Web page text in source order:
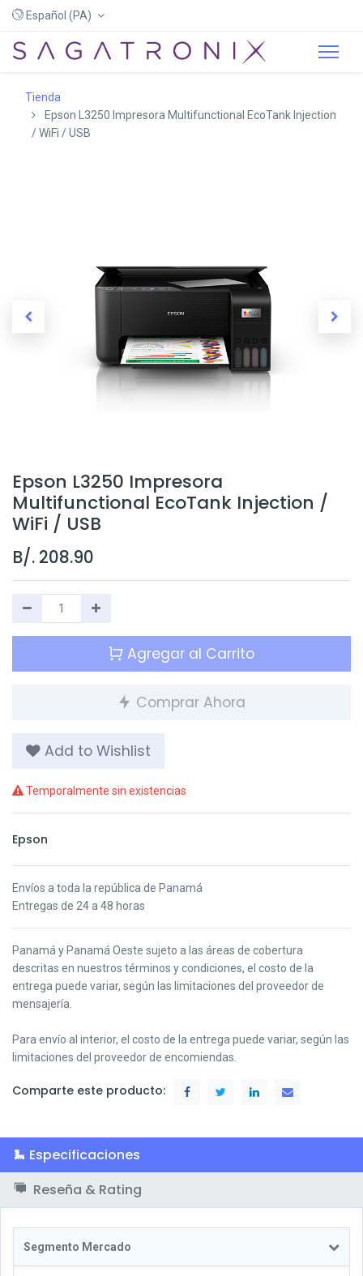
Español (PA)
Tienda
Epson L3250 Impresora Multifunctional EcoTank Injection
/ WiFi / USB
Epson L3250 Impresora
Multifunctional EcoTank Injection /
WiFi / USB
B/. 208.90
Agregar al Carrito
Comprar Ahora
Add to Wishlist
Temporalmente sin existencias
Epson
Envíos a toda la república de Panamá
Entregas de 24 a 48 horas
Panamá y Panamá Oeste sujeto a las áreas de cobertura
descritas en nuestros términos y condiciones, el costo de la
entrega puede variar, según las limitaciones del proveedor de
mensajería.
Para envío al interior, el costo de la entrega puede variar, según las
limitaciones del proveedor de encomiendas.
Comparte este producto:
Especificaciones
Reseña & Rating
Segmento Mercado